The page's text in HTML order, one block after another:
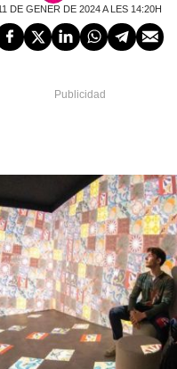
DE GENER DE 2024 A LES 14:20H